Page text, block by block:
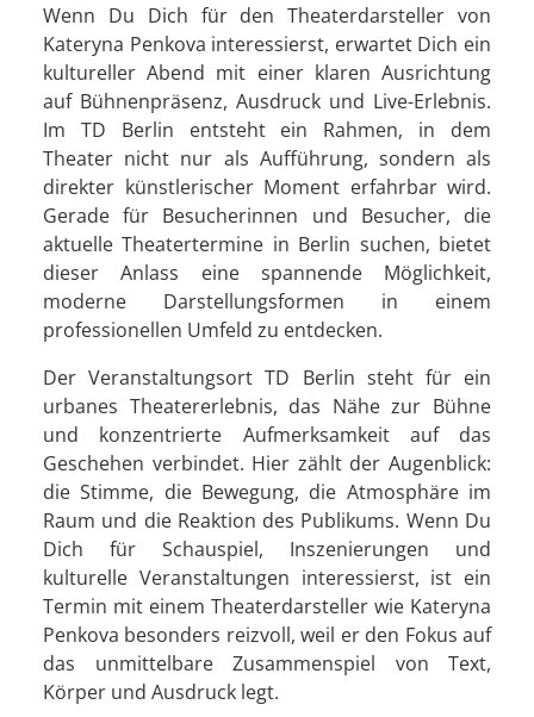
Wenn Du Dich für den Theaterdarsteller von
Kateryna Penkova interessierst, erwartet Dich ein
kultureller Abend mit einer klaren Ausrichtung
auf Bühnenpräsenz, Ausdruck und Live-Erlebnis.
Im TD Berlin entsteht ein Rahmen, in dem
Theater nicht nur als Aufführung, sondern als
direkter künstlerischer Moment erfahrbar wird.
Gerade für Besucherinnen und Besucher, die
aktuelle Theatertermine in Berlin suchen, bietet
dieser Anlass eine spannende Möglichkeit,
moderne Darstellungsformen in einem
professionellen Umfeld zu entdecken.
Der Veranstaltungsort TD Berlin steht für ein
urbanes Theatererlebnis, das Nähe zur Bühne
und konzentrierte Aufmerksamkeit auf das
Geschehen verbindet. Hier zählt der Augenblick:
die Stimme, die Bewegung, die Atmosphäre im
Raum und die Reaktion des Publikums. Wenn Du
Dich für Schauspiel, Inszenierungen und
kulturelle Veranstaltungen interessierst, ist ein
Termin mit einem Theaterdarsteller wie Kateryna
Penkova besonders reizvoll, weil er den Fokus auf
das unmittelbare Zusammenspiel von Text,
Körper und Ausdruck legt.